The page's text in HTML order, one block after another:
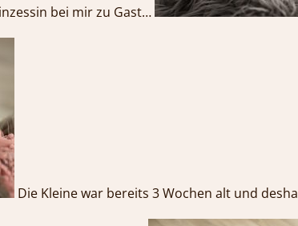
bei mir zu Gast…
Die Kleine war bereits 3 Wochen alt und